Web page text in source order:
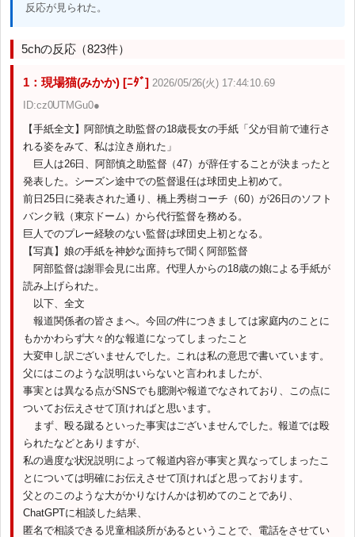
反応が見られた。
5chの反応（823件）
1：現場猫(みかか) [ﾆﾀﾞ] 2026/05/26(火) 17:44:10.69
ID:cz0UTMGu0●
【手紙全文】阿部慎之助監督の18歳長女の手紙「父が目前で連行さ
れる姿をみて、私は泣き崩れた」
巨人は26日、阿部慎之助監督（47）が辞任することが決まったと
発表した。シーズン途中での監督退任は球団史上初めて。
前日25日に発表された通り、橋上秀樹コーチ（60）が26日のソフト
バンク戦（東京ドーム）から代行監督を務める。
巨人でのプレー経験のない監督は球団史上初となる。
【写真】娘の手紙を神妙な面持ちで聞く阿部監督
阿部監督は謝罪会見に出席。代理人からの18歳の娘による手紙が
読み上げられた。
以下、全文
報道関係者の皆さまへ。今回の件につきましては家庭内のことに
もかかわらず大々的な報道になってしまったこと
大変申し訳ございませんでした。これは私の意思で書いています。
父にはこのような説明はいらないと言われましたが、
事実とは異なる点がSNSでも臆測や報道でなされており、この点に
ついてお伝えさせて頂ければと思います。
まず、殴る蹴るといった事実はございませんでした。報道では殴
られたなどとありますが、
私の過度な状況説明によって報道内容が事実と異なってしまったこ
とについては明確にお伝えさせて頂ければと思っております。
父とのこのような大がかりなけんかは初めてのことであり、
ChatGPTに相談した結果、
匿名で相談できる児童相談所があるということで、電話をさせてい